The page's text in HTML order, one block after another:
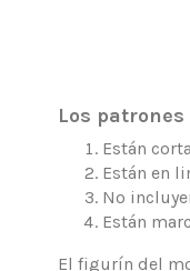
Los
Están
Están en
No
Están
El figurín del